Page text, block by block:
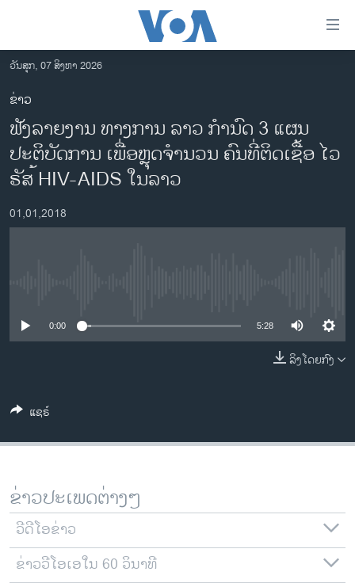
ເຂົ້າ
ຫາ
ຂ້າມ
ຂ້າມ
ຂ້າມ
ໄປ
ຫາ
ຊອກ
ຄົ້ນ
ອາເມຣິກາ
ການເລືອກຕັ້ງ ປະທານາທີບໍດີ ສະຫະລັດ 2024
ໂລກ
ຊຸມຊົນຊາວລາວ
ສຽງ
ລາຍການກະຈາຍສຽງ
ຕິດຕາມພວກເຮົາ ທີ່
ວັນສຸກ, 07 ສິງຫາ 2026
ຂ່າວ
ຟັງລາຍງານ ທາງການ ລາວ ກຳນົດ 3 ແຜນ
ປະຕິບັດການ ເພື່ອຫຼຸດຈຳນວນ ຄົນທີ່ຕິດເຊື້ອ ໄວ
ຣັສ ້HIV-AIDS ໃນລາວ
01,01,2018
0:00 5:28
ລິງໂດຍກົງ
ແຊຣ໌
ຂ່າວປະເພດຕ່າງໆ
ວີດີໂອຂ່າວ
ຂ່າວວີໂອເອໃນ 60 ວິນາທີ